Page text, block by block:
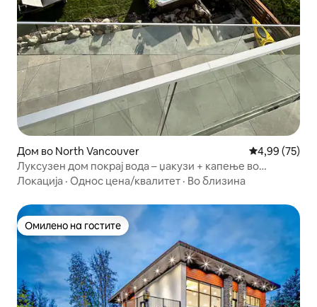
Дом во North Vancouver Просечна
4,99 (75)
Луксузен дом покрај вода – џакузи + капење во
океанот
Локација · Однос цена/квалитет · Во близина
Омилено на гостите
Омилено на гостите